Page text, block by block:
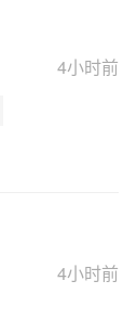
4小时前
4小时前